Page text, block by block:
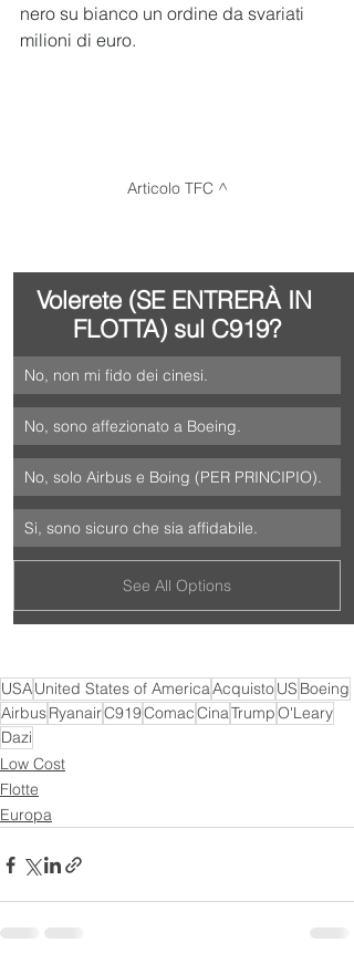
nero su bianco un ordine da svariati
milioni di euro.
Articolo TFC ^
Volerete (SE ENTRERÀ IN
FLOTTA) sul C919?
No, non mi fido dei cinesi.
No, sono affezionato a Boeing.
No, solo Airbus e Boing (PER PRINCIPIO).
Si, sono sicuro che sia affidabile.
See All Options
USAUnited States of AmericaAcquistoUS Boeing
AirbusRyanairC919ComacCinaTrumpO'Leary
Dazi
Low Cost
Flotte
Europa